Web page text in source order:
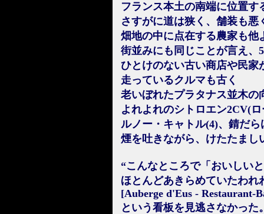
フランス本土の南端に位置す
さすがに道は狭く、舗装も悪
畑地の中に点在する農家も他
街並みにも同じことが言え、
ひとけのない古い商店や民家
走っているクルマも古く
老いぼれたプラタナス並木の
よれよれのシトロエン2CV(
ルノー・キャトル(4)、錆だ
煙を吐きながら、けたたまし
“こんなところで「おいしい
ほとんどあきらめていたわ
[Auberge d'Eus - Restaurant-
という看板を見逃さなかった